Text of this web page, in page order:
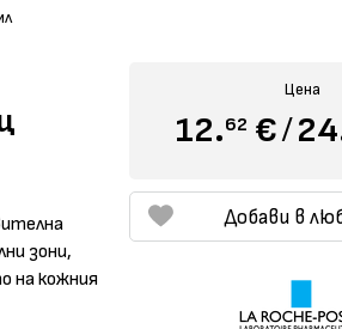
зони,
на кожния
Цена
12.62 €/
Добави в